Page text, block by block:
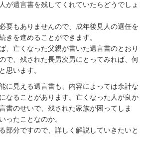
が遺言書を残してくれていたらどうでしょ
要もありませんので、成年後見人の選任を
きを進めることができます。
、亡くなった父親が書いた遺言書のとおり
で、残された長男次男にとってみれば、何
思います。
に見える遺言書も、内容によっては余計な
なることがあります。亡くなった人が良か
書のせいで、残された家族が困ってしま
ったことなのか。
部分ですので、詳しく解説していきたいと